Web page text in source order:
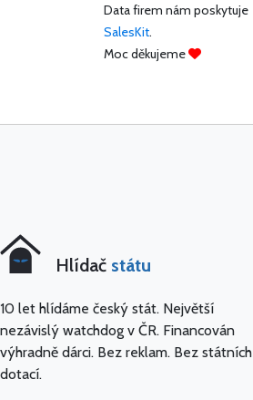
Data firem nám poskytuje
SalesKit.
Moc děkujeme
Hlídač státu
10 let hlídáme český stát. Největší
nezávislý watchdog v ČR. Financován
výhradně dárci. Bez reklam. Bez státních
dotací.